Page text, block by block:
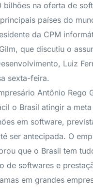
bilhões na oferta de
países do
da CPM
que discutiu o
Luiz
sexta-feira.
Antônio Rego
o Brasil atingir a
em software,
ser antecipada. O
que o Brasil tem
de softwares e
em grandes